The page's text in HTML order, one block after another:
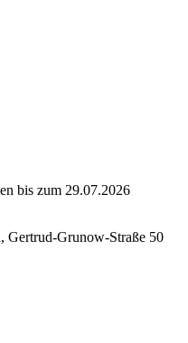
bis zum 29.07.2026
Gertrud-Grunow-Straße 50